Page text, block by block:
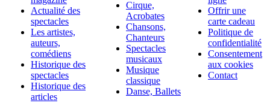
Actualité des
spectacles
Les artistes,
auteurs,
comédiens
Historique des
spectacles
Historique des
articles
Cirque,
Acrobates
Chansons,
Chanteurs
Spectacles
musicaux
Musique
classique
Danse, Ballets
Offrir une
carte cadeau
Politique de
confidentialité
Consentement
aux cookies
Contact